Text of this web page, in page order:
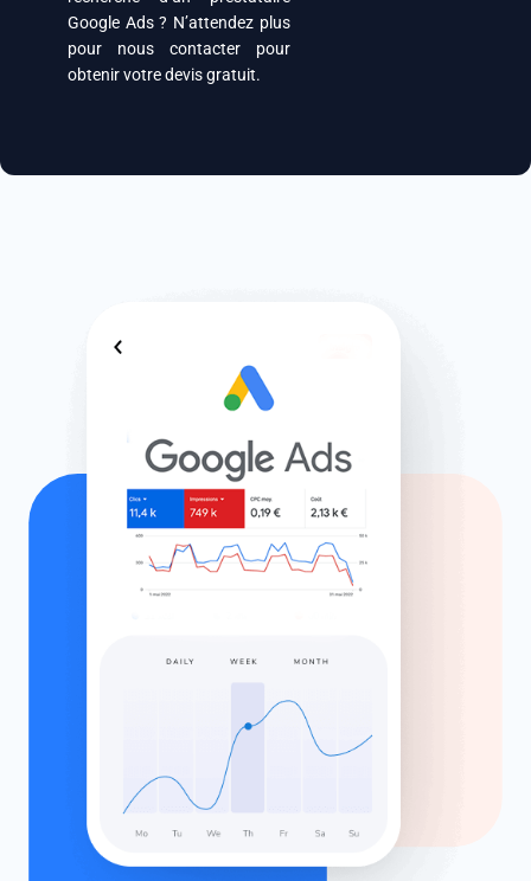
Google Ads ? N’attendez plus
pour nous contacter pour
obtenir votre devis gratuit.